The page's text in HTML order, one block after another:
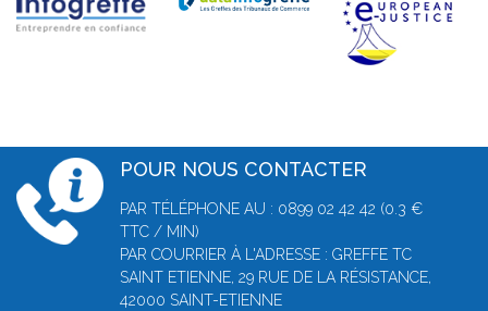
POUR NOUS CONTACTER
PAR TÉLÉPHONE AU : 0899 02 42 42 (0.3 €
TTC / MIN)
PAR COURRIER À L'ADRESSE : GREFFE TC
SAINT ETIENNE, 29 RUE DE LA RÉSISTANCE,
42000 SAINT-ETIENNE